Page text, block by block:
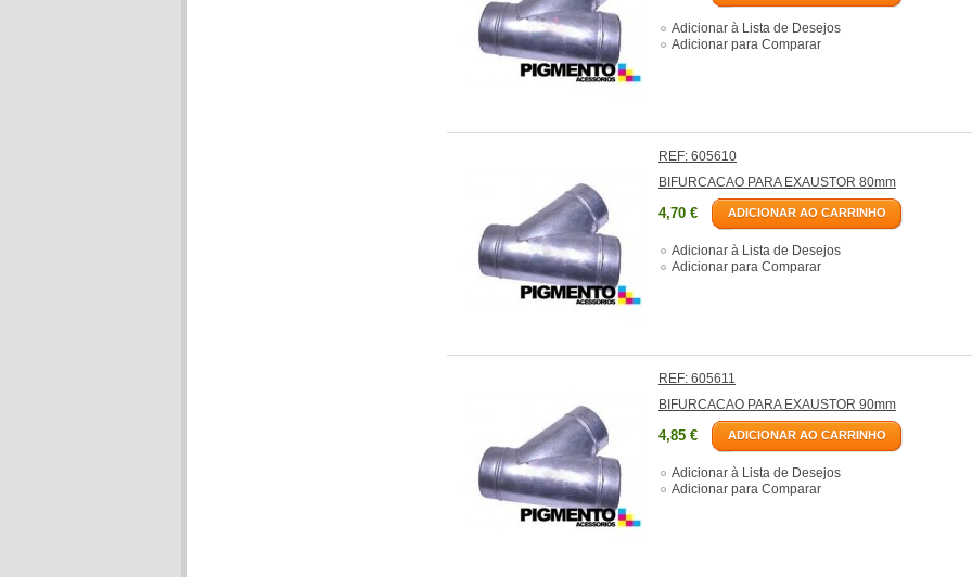
Adicionar à Lista de Desejos
Adicionar para Comparar
REF: 605610
BIFURCACAO PARA EXAUSTOR 80mm
4,70 € ADICIONAR AO CARRINHO
Adicionar à Lista de Desejos
Adicionar para Comparar
REF: 605611
BIFURCACAO PARA EXAUSTOR 90mm
4,85 € ADICIONAR AO CARRINHO
Adicionar à Lista de Desejos
Adicionar para Comparar